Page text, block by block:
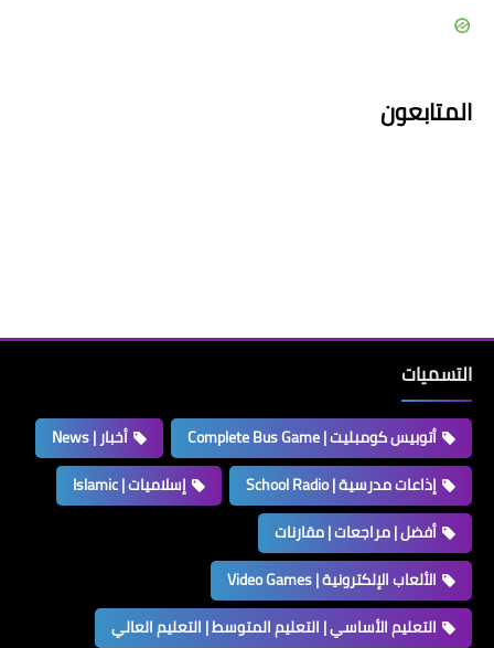
المتابعون
التسميات
أتوبيس كومبليت | Complete Bus Game
أخبار | News
إذاعات مدرسية | School Radio
إسلاميات | Islamic
أفضل | مراجعات | مقارنات
الألعاب الإلكترونية | Video Games
التعليم الأساسي | التعليم المتوسط | التعليم العالي